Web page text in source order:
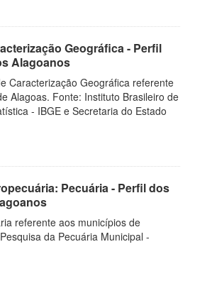
Geográfica - Perfil
Alagoanos
Caracterização Geográfica referente
Alagoas. Fonte: Instituto Brasileiro de
- IBGE e Secretaria do Estado
Pecuária - Perfil dos
referente aos municípios de
da Pecuária Municipal -